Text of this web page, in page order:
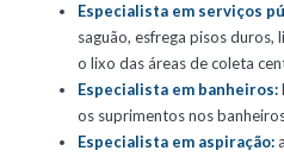
Especialista em serviços
saguão, esfrega pisos
o lixo das áreas de coleta
Especialista em banheiros:
os suprimentos nos
Especialista em aspiração: